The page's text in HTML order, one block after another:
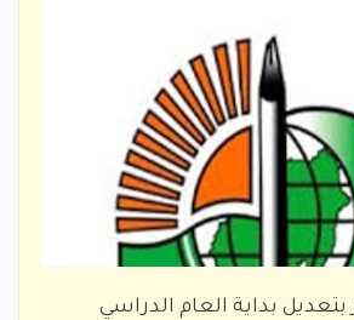
بتعديل بداية العام الدراسي